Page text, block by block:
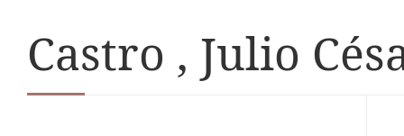
Castro , Julio